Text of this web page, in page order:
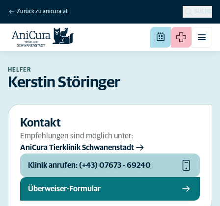
Zurück zu anicura.at SUCHE
HELFER
Kerstin Störinger
Kontakt
Empfehlungen sind möglich unter:
AniCura Tierklinik Schwanenstadt
Klinik anrufen: (+43) 07673 - 69240
Überweiser-Formular